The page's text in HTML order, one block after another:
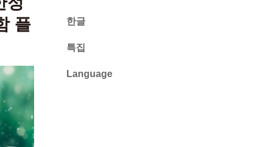
플
한글
특집
Language